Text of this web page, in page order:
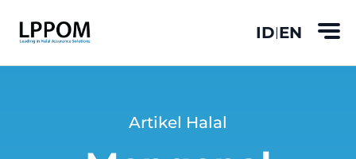
ID|EN
Artikel Halal